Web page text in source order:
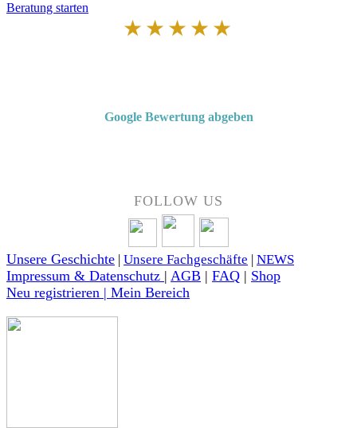
Beratung starten
★★★★★
Google Bewertung abgeben
FOLLOW US
Unsere Geschichte Unsere Fachgeschäfte NEWS
Impressum & Datenschutz | AGB | FAQ | Shop
Neu registrieren | Mein Bereich